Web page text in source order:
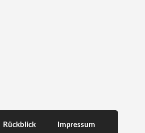
Rückblick Impressum